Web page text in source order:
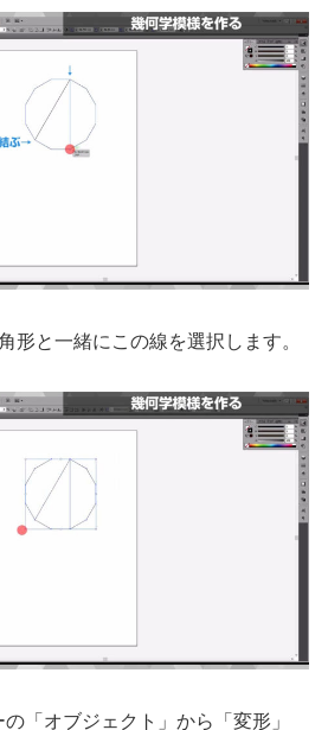
形と一緒にこの線を選択します。
「オブジェクト」から「変形」